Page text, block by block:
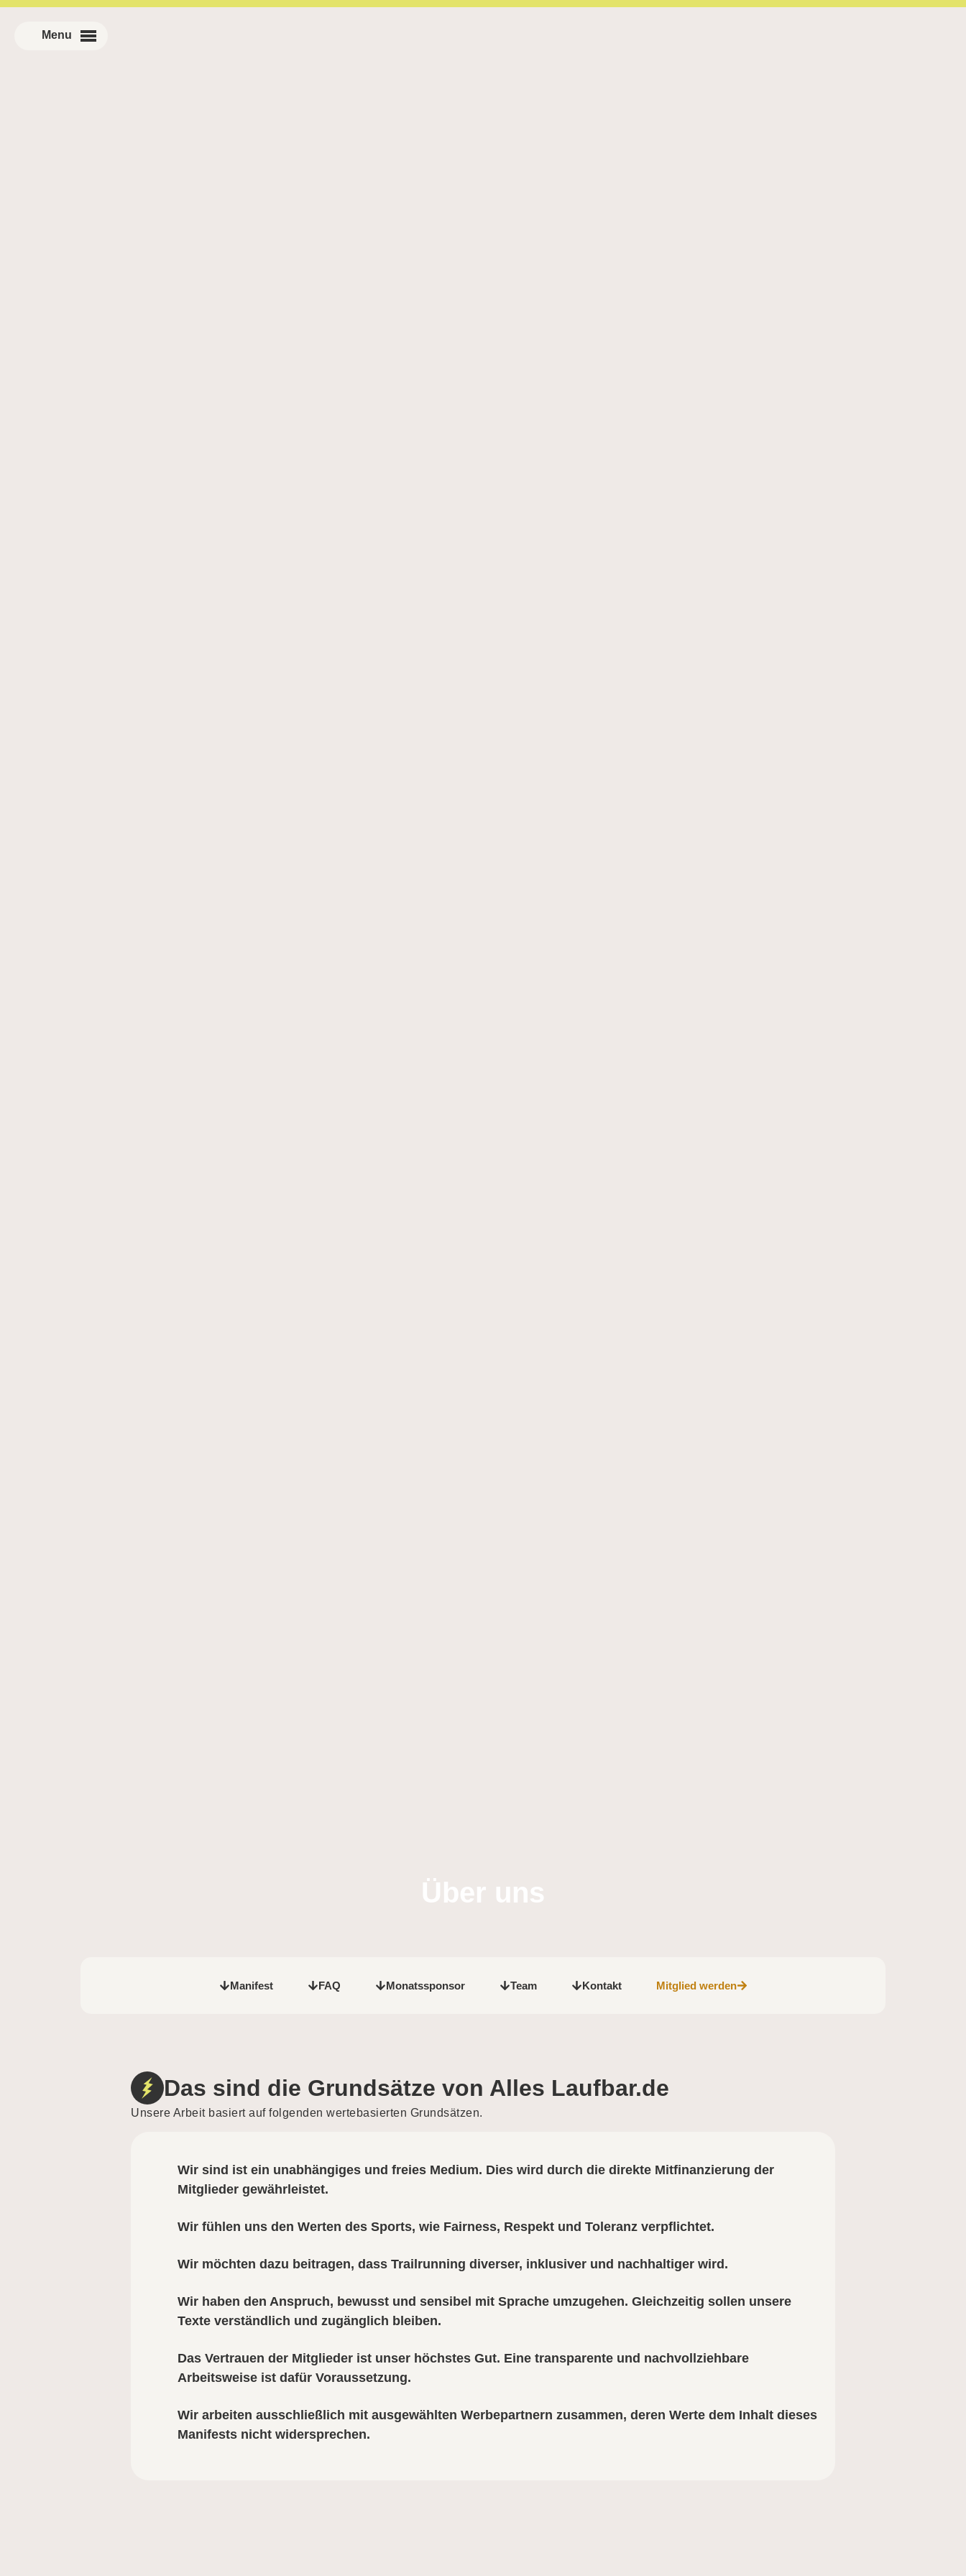
Über uns
Manifest FAQ Monatssponsor Team Kontakt Mitglied werden
Das sind die Grundsätze von Alles Laufbar.de
Unsere Arbeit basiert auf folgenden wertebasierten Grundsätzen.
Wir sind ist ein unabhängiges und freies Medium. Dies wird durch die direkte Mitfinanzierung der
Mitglieder gewährleistet.
Wir fühlen uns den Werten des Sports, wie Fairness, Respekt und Toleranz verpflichtet.
Wir möchten dazu beitragen, dass Trailrunning diverser, inklusiver und nachhaltiger wird.
Wir haben den Anspruch, bewusst und sensibel mit Sprache umzugehen. Gleichzeitig sollen unsere
Texte verständlich und zugänglich bleiben.
Das Vertrauen der Mitglieder ist unser höchstes Gut. Eine transparente und nachvollziehbare
Arbeitsweise ist dafür Voraussetzung.
Wir arbeiten ausschließlich mit ausgewählten Werbepartnern zusammen, deren Werte dem Inhalt dieses
Manifests nicht widersprechen.